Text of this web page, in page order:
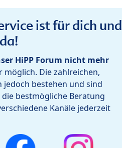
ist für dich und
HiPP Forum nicht mehr
Die zahlreichen,
bestehen und sind
bestmögliche Beratung
Kanäle jederzeit